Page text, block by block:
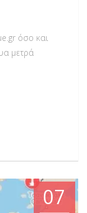
όσο και
μετρά
07